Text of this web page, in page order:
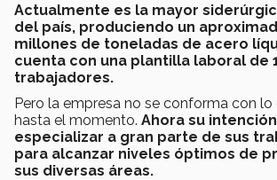
Actualmente es la mayor
del país, produciendo un
millones de toneladas de acero
cuenta con una plantilla laboral de
trabajadores.
Pero la empresa no se conforma con
hasta el momento. Ahora su
especializar a gran parte de sus
para alcanzar niveles óptimos de
sus diversas áreas.